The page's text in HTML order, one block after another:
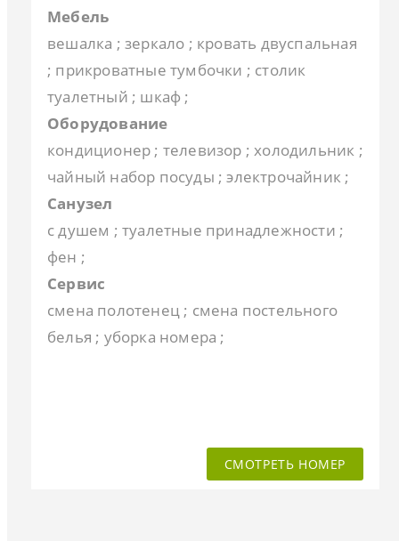
Мебель
вешалка ; зеркало ; кровать двуспальная
; прикроватные тумбочки ; столик
туалетный ; шкаф ;
Оборудование
кондиционер ; телевизор ; холодильник ;
чайный набор посуды ; электрочайник ;
Санузел
с душем ; туалетные принадлежности ;
фен ;
Сервис
смена полотенец ; смена постельного
белья ; уборка номера ;
СМОТРЕТЬ НОМЕР